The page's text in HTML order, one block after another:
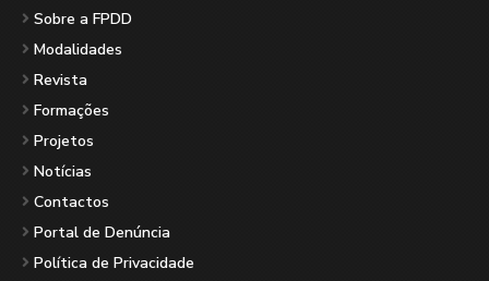
Sobre a FPDD
Modalidades
Revista
Formações
Projetos
Notícias
Contactos
Portal de Denúncia
Política de Privacidade